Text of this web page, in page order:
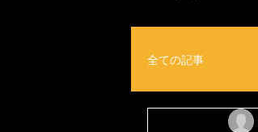
全ての記事